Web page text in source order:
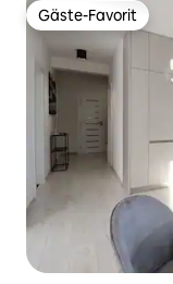
Gäste-Favorit
Gäste-Favorit